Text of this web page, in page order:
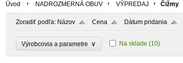
Úvod NADROZMERNÁ OBUV VÝPREDAJ Čižmy
Zoradiť podľa: Názov Cena Dátum pridania
Výrobcovia a parametre ∨ Na sklade (10)